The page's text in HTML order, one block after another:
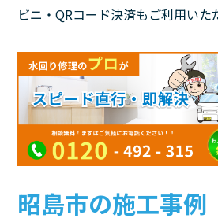
ビニ・QRコード決済もご利用いた
昭島市の施工事例